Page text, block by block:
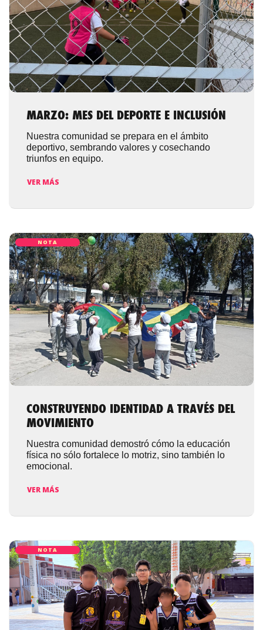
MARZO: MES DEL DEPORTE E INCLUSIÓN
Nuestra comunidad se prepara en el ámbito
deportivo, sembrando valores y cosechando
triunfos en equipo.
VER MÁS
NOTA
CONSTRUYENDO IDENTIDAD A TRAVÉS DEL
MOVIMIENTO
Nuestra comunidad demostró cómo la educación
física no sólo fortalece lo motriz, sino también lo
emocional.
VER MÁS
NOTA